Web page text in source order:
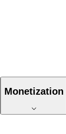
Monetization